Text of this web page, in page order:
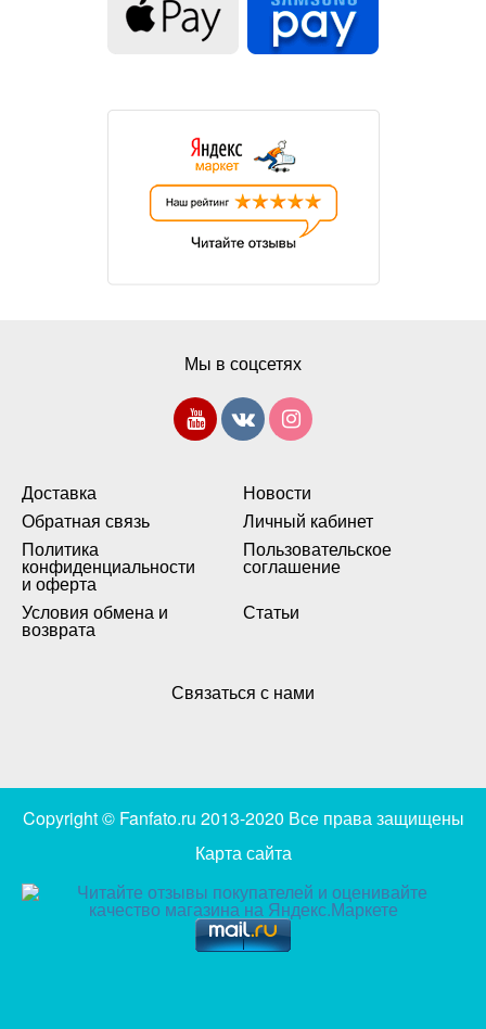
Доставка
Новости
Обратная связь
Личный кабинет
Политика
конфиденциальности
и оферта
Пользовательское
соглашение
Условия обмена и
возврата
Статьи
Мы в соцсетях
Связаться с нами
Copyright © Fanfato.ru 2013-2020 Все права защищены
Карта сайта